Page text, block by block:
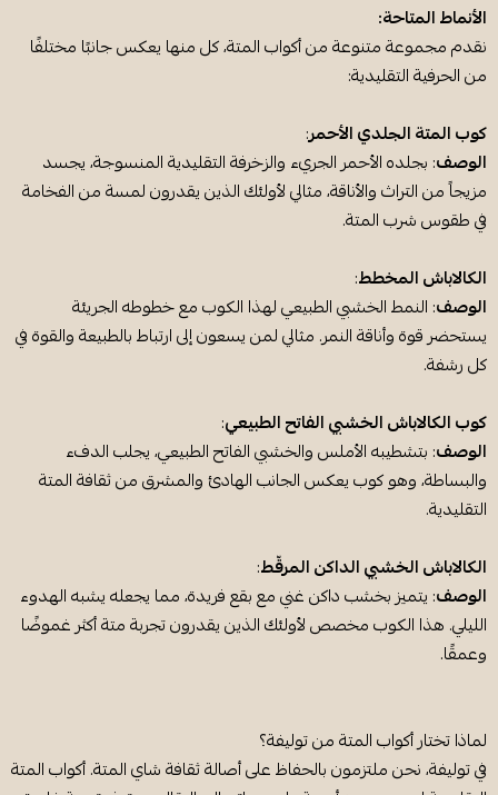
الأنماط المتاحة:
نقدم مجموعة متنوعة من أكواب المتة، كل منها يعكس جانبًا مختلفًا
من الحرفية التقليدية:
كوب المتة الجلدي الأحمر:
الوصف: بجلده الأحمر الجريء والزخرفة التقليدية المنسوجة، يجسد
مزيجاً من التراث والأناقة، مثالي لأولئك الذين يقدرون لمسة من الفخامة
في طقوس شرب المتة.
الكالاباش المخطط:
الوصف: النمط الخشبي الطبيعي لهذا الكوب مع خطوطه الجريئة
يستحضر قوة وأناقة النمر. مثالي لمن يسعون إلى ارتباط بالطبيعة والقوة في
كل رشفة.
كوب الكالاباش الخشبي الفاتح الطبيعي:
الوصف: بتشطيبه الأملس والخشبي الفاتح الطبيعي، يجلب الدفء
والبساطة، وهو كوب يعكس الجانب الهادئ والمشرق من ثقافة المتة
التقليدية.
الكالاباش الخشبي الداكن المرقّط:
الوصف: يتميز بخشب داكن غني مع بقع فريدة، مما يجعله يشبه الهدوء
الليلي. هذا الكوب مخصص لأولئك الذين يقدرون تجربة متة أكثر غموضًا
وعمقًا.
لماذا تختار أكواب المتة من توليفة؟
في توليفة، نحن ملتزمون بالحفاظ على أصالة ثقافة شاي المتة. أكواب المتة